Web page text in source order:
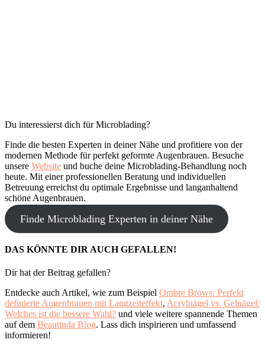
Du interessierst dich für Microblading?
Finde die besten Experten in deiner Nähe und profitiere von der
modernen Methode für perfekt geformte Augenbrauen. Besuche
unsere Website und buche deine Microblading-Behandlung noch
heute. Mit einer professionellen Beratung und individuellen
Betreuung erreichst du optimale Ergebnisse und langanhaltend
schöne Augenbrauen.
Finde Microblading Experten in deiner Nähe
DAS KÖNNTE DIR AUCH GEFALLEN!
Dir hat der Beitrag gefallen?
Entdecke auch Artikel, wie zum Beispiel Ombre Brows: Perfekt
definierte Augenbrauen mit Langzeiteffekt, Acrylnägel vs. Gelnägel:
Welches ist die bessere Wahl? und viele weitere spannende Themen
auf dem Beautinda Blog. Lass dich inspirieren und umfassend
informieren!